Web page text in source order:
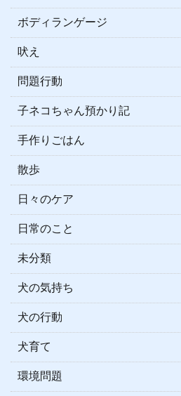
ボディランゲージ
吠え
問題行動
子ネコちゃん預かり記
手作りごはん
散歩
日々のケア
日常のこと
未分類
犬の気持ち
犬の行動
犬育て
環境問題